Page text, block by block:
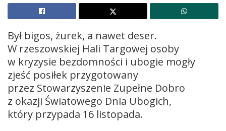
Był bigos, żurek, a nawet deser.
W rzeszowskiej Hali Targowej osoby
w kryzysie bezdomności i ubogie mogły
zjeść posiłek przygotowany
przez Stowarzyszenie Zupełne Dobro
z okazji Światowego Dnia Ubogich,
który przypada 16 listopada.